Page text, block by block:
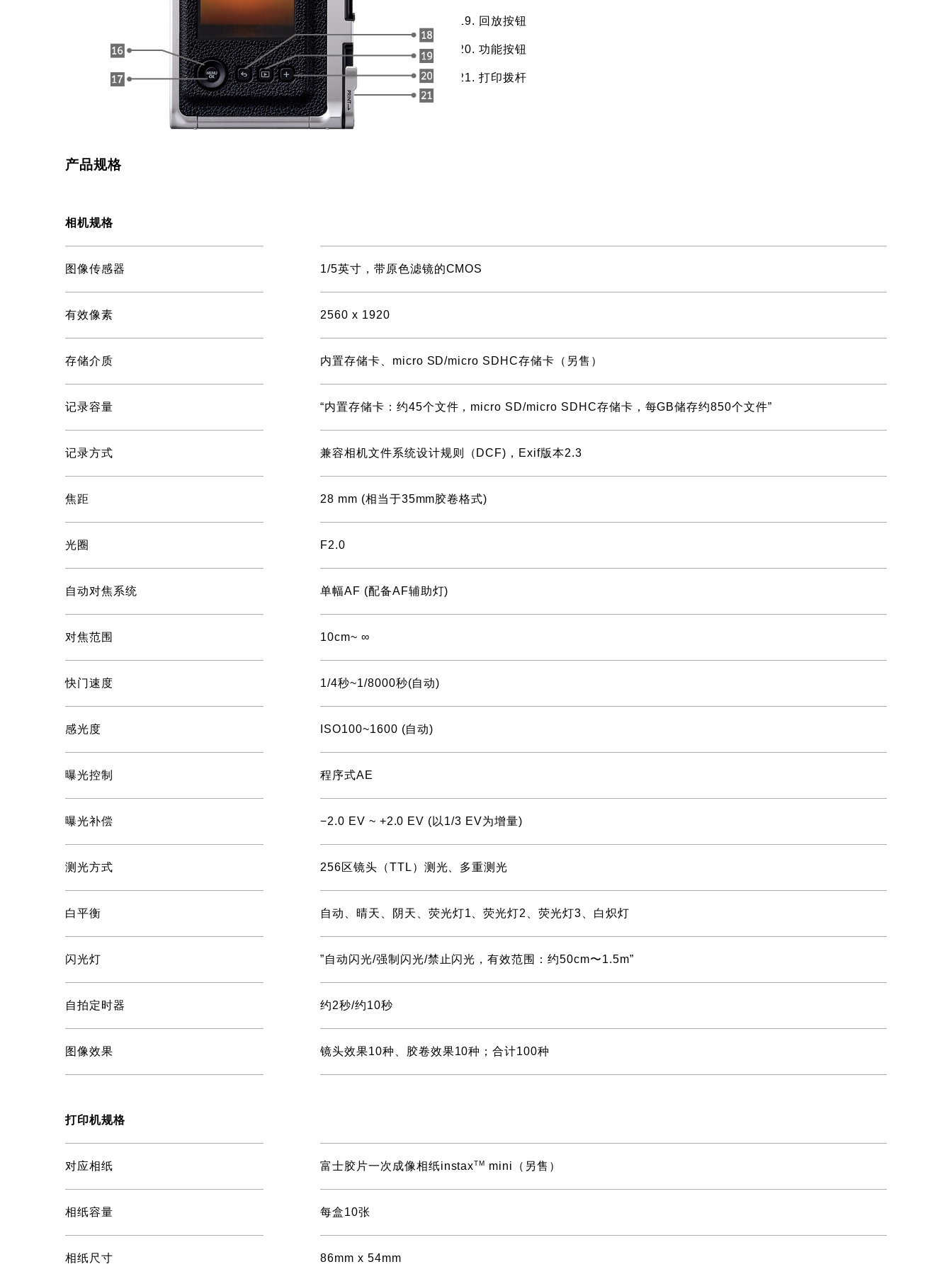
回放按钮
功能按钮
打印拨杆
产品规格
相机规格
图像传感器 1/5英寸，带原色滤镜的CMOS
有效像素 2560 x 1920
存储介质 内置存储卡、micro SD/micro SDHC存储卡（另售）
记录容量 “内置存储卡：约45个文件，micro SD/micro SDHC存储卡，每GB储存约850个文件”
记录方式 兼容相机文件系统设计规则（DCF)，Exif版本2.3
焦距 28 mm (相当于35mm胶卷格式)
光圈 F2.0
自动对焦系统 单幅AF (配备AF辅助灯)
对焦范围 10cm~ ∞
快门速度 1/4秒~1/8000秒(自动)
感光度 ISO100~1600 (自动)
曝光控制 程序式AE
曝光补偿 −2.0 EV ~ +2.0 EV (以1/3 EV为增量)
测光方式 256区镜头（TTL）测光、多重测光
白平衡 自动、晴天、阴天、荧光灯1、荧光灯2、荧光灯3、白炽灯
闪光灯 ”自动闪光/强制闪光/禁止闪光，有效范围：约50cm〜1.5m”
自拍定时器 约2秒/约10秒
图像效果 镜头效果10种、胶卷效果10种；合计100种
打印机规格
对应相纸 富士胶片一次成像相纸instaxTM mini（另售）
相纸容量 每盒10张
相纸尺寸 86mm x 54mm